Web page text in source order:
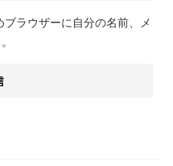
ラウザーに自分の名前、メ